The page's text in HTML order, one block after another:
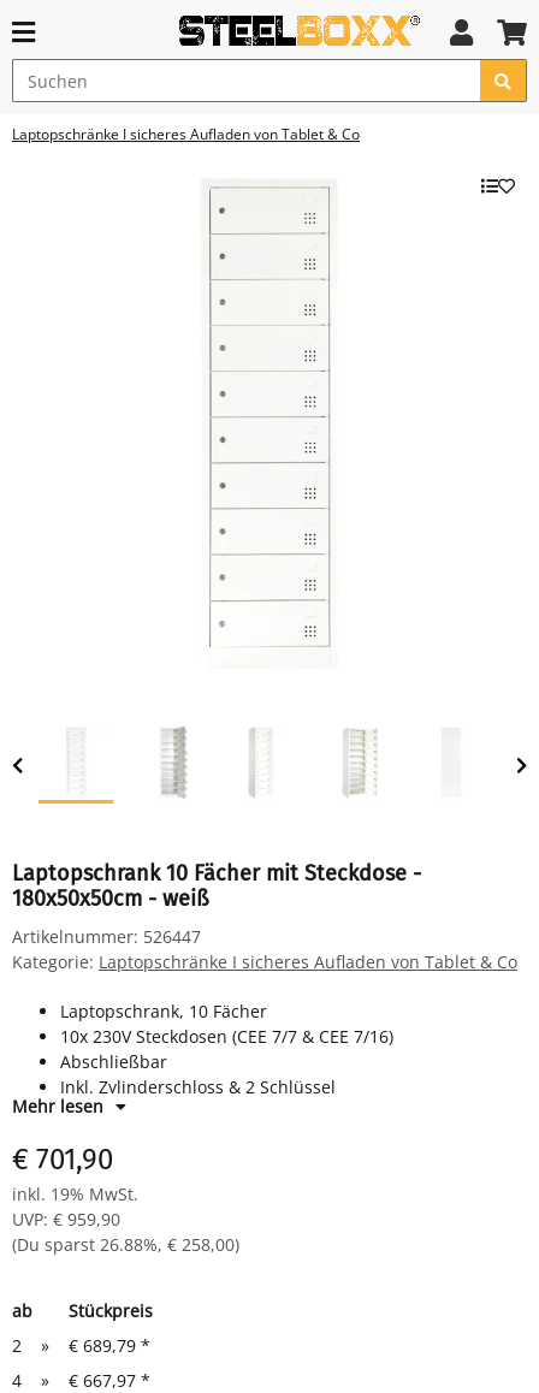
Laptopschränke I sicheres Aufladen von Tablet & Co
Laptopschrank 10 Fächer mit Steckdose -
180x50x50cm - weiß
Artikelnummer: 526447
Kategorie: Laptopschränke I sicheres Aufladen von Tablet & Co
Laptopschrank, 10 Fächer
10x 230V Steckdosen (CEE 7/7 & CEE 7/16)
Abschließbar
Inkl. Zylinderschloss & 2 Schlüssel
Optimale Belüftung durch Lochstanzung
Komplett montiert und verschweißt - sofort einsatzbereit
Farbe: RAL 9003 signalweiß
Maße (HxBxT): 1800x500x500 mm
Mehr lesen
€ 701,90
inkl. 19% MwSt.
UVP: € 959,90
(Du sparst 26.88%, € 258,00)
ab
Stückpreis
2
» € 689,79 *
4
» € 667,97 *